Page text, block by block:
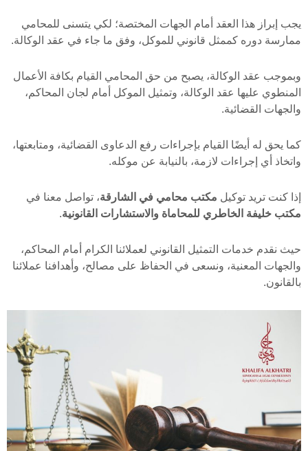
يجب إبراز هذا العقد أمام الجهات المختصة؛ لكي يتسنى للمحامي
ممارسة دوره كممثل قانوني للموكل، وفق ما جاء في عقد الوكالة.
وبموجب عقد الوكالة، يصبح من حق المحامي القيام بكافة الأعمال
المنطوي عليها عقد الوكالة، وتمثيل الموكل أمام لجان المحاكم،
والجهات القضائية.
كما يحق له أيضًا القيام بإجراءات رفع الدعاوى القضائية، ومتابعتها،
واتخاذ أي إجراءات لازمة، بالنيابة عن موكله.
إذا كنت تريد توكيل مكتب محامي في الشارقة، تواصل معنا في
مكتب خليفة الخاطري للمحاماة والاستشارات القانونية.
حيث نقدم خدمات التمثيل القانوني لعملائنا الكرام أمام المحاكم،
والجهات المعنية، ونسعى في الحفاظ على مصالح، وأهدافنا عملائنا
بالقانون.